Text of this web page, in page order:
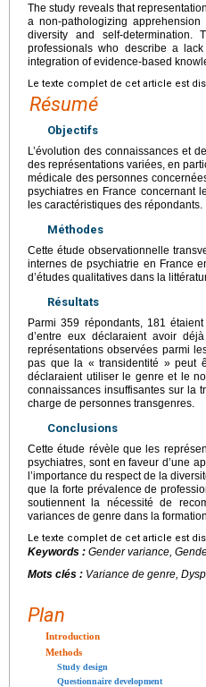
The study reveals that
a non-pathologizing
diversity and self-
professionals who describe a
integration of evidence-based
Le texte complet de cet article est
Résumé
Objectifs
L’évolution des connaissances et
des représentations variées, en
médicale des personnes
psychiatres en France concernant
les caractéristiques des répondants.
Méthodes
Cette étude observationnelle
internes de psychiatrie en France
d’études qualitatives dans la
Résultats
Parmi 359 répondants, 181
d’entre eux déclaraient avoir
représentations observées parmi
pas que la « transidentité » peut
déclaraient utiliser le genre et le
connaissances insuffisantes sur la
charge de personnes transgenres.
Conclusions
Cette étude révèle que les
psychiatres, sont en faveur d’une
l’importance du respect de la
que la forte prévalence de
soutiennent la nécessité de
variances de genre dans la
Le texte complet de cet article est
Keywords : Gender variance,
Mots clés : Variance de genre,
Plan
Introduction
Methods
Study design
Questionnaire development